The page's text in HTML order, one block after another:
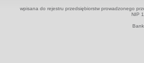
wpisana do rejestru przedsiębiorstw prowadzonego
NIP